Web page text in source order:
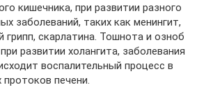
кишечника, при развитии разного
заболеваний, таких как менингит,
грипп, скарлатина. Тошнота и озноб
развитии холангита, заболевания
воспалительный процесс в
печени.